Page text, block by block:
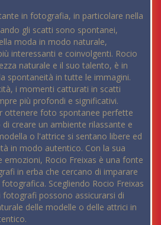
in fotografia, in particolare nella
gli scatti sono spontanei,
moda in modo naturale,
interessanti e coinvolgenti. Rocio
naturale e il suo talento, è in
spontaneità in tutte le immagini.
i momenti catturati in scatti
più profondi e significativi.
ottenere foto spontanee perfette
creare un ambiente rilassante e
o l'attrice si sentano libere ed
in modo autentico. Con la sua
emozioni, Rocio Freixas è una fonte
in erba che cercano di imparare
Scegliendo Rocio Freixas
possono assicurarsi di
delle modelle o delle attrici in